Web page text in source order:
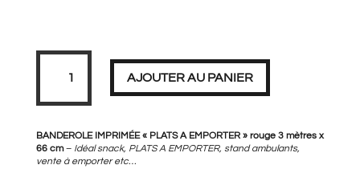
PRIX
INITIAL
PRIX
ACTUEL
quantité
Banderole
EMPORTER
3
mètres
AJOUTER AU PANIER
BANDEROLE IMPRIMÉE « PLATS A EMPORTER » rouge 3 mètres x
66 cm– Idéal snack, PLATS A EMPORTER, stand ambulants,
vente à emporter etc…